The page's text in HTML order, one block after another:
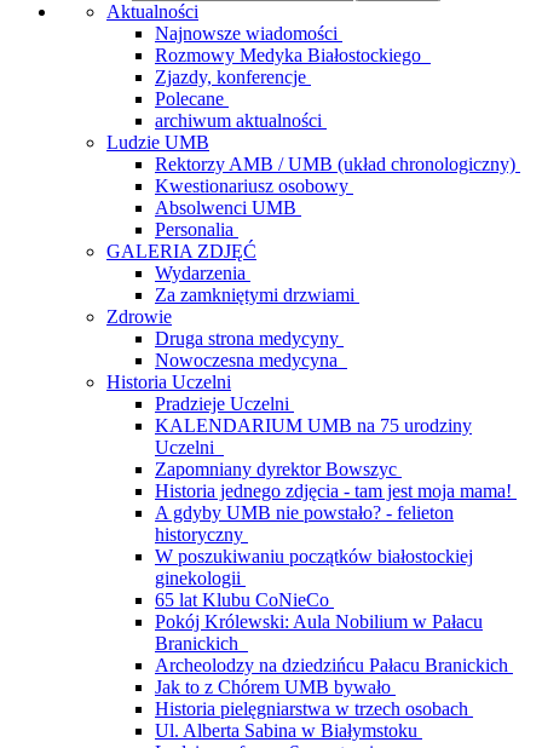
Aktualności
Najnowsze wiadomości
Rozmowy Medyka Białostockiego
Zjazdy, konferencje
Polecane
archiwum aktualności
Ludzie UMB
Rektorzy AMB / UMB (układ chronologiczny)
Kwestionariusz osobowy
Absolwenci UMB
Personalia
GALERIA ZDJĘĆ
Wydarzenia
Za zamkniętymi drzwiami
Zdrowie
Druga strona medycyny
Nowoczesna medycyna
Historia Uczelni
Pradzieje Uczelni
KALENDARIUM UMB na 75 urodziny
Uczelni
Zapomniany dyrektor Bowszyc
Historia jednego zdjęcia - tam jest moja mama!
A gdyby UMB nie powstało? - felieton
historyczny
W poszukiwaniu początków białostockiej
ginekologii
65 lat Klubu CoNieCo
Pokój Królewski: Aula Nobilium w Pałacu
Branickich
Archeolodzy na dziedzińcu Pałacu Branickich
Jak to z Chórem UMB bywało
Historia pielęgniarstwa w trzech osobach
Ul. Alberta Sabina w Białymstoku